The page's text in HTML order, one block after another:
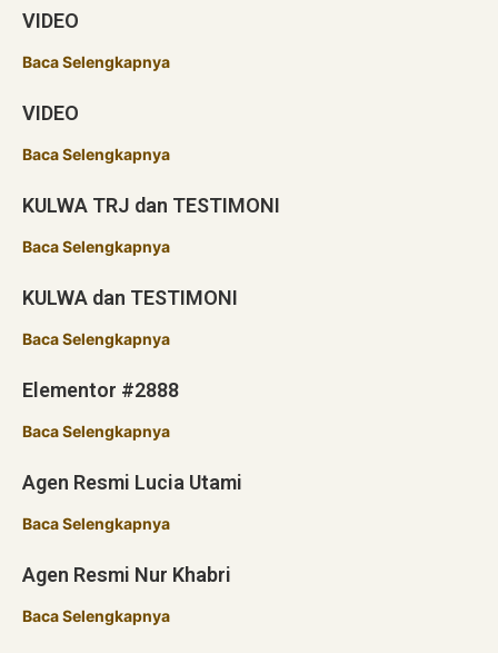
VIDEO
Baca Selengkapnya
VIDEO
Baca Selengkapnya
KULWA TRJ dan TESTIMONI
Baca Selengkapnya
KULWA dan TESTIMONI
Baca Selengkapnya
Elementor #2888
Baca Selengkapnya
Agen Resmi Lucia Utami
Baca Selengkapnya
Agen Resmi Nur Khabri
Baca Selengkapnya